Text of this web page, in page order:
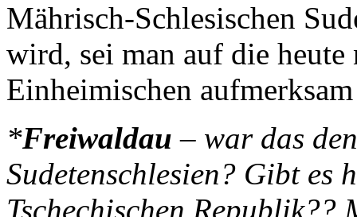
Mährisch-Schlesischen
wird, sei man auf die
Einheimischen
*Freiwaldau – war das
Sudetenschlesien? Gibt es
Tschechischen Republik??